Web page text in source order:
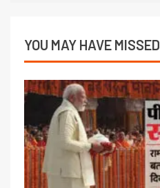
YOU MAY HAVE MISSED